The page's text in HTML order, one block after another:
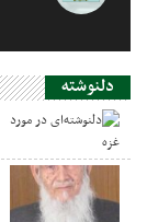
دلنوشته